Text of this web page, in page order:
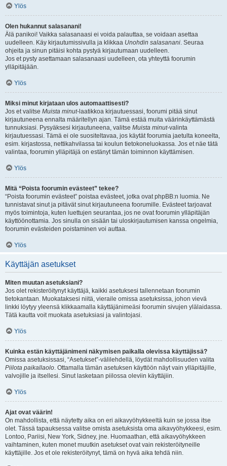
Ylös
Olen hukannut salasanani!
Älä panikoi! Vaikka salasanaasi ei voida palauttaa, se voidaan asettaa
uudelleen. Käy kirjautumissivulla ja klikkaa Unohdin salasanani. Seuraa
ohjeita ja sinun pitäisi kohta pystyä kirjautumaan uudelleen.
Jos et pysty asettamaan salasanaasi uudelleen, ota yhteyttä foorumin
ylläpitäjään.
Ylös
Miksi minut kirjataan ulos automaattisesti?
Jos et valitse Muista minut-laatikkoa kirjautuessasi, foorumi pitää sinut
kirjautuneena ennalta määritellyn ajan. Tämä estää muita väärinkäyttämästä
tunnuksiasi. Pysyäksesi kirjautuneena, valitse Muista minut-valinta
kirjautuessasi. Tämä ei ole suositeltavaa, jos käytät foorumia jaetulta koneelta,
esim. kirjastossa, nettikahvilassa tai koulun tietokoneluokassa. Jos et näe tätä
valintaa, foorumin ylläpitäjä on estänyt tämän toiminnon käyttämisen.
Ylös
Mitä “Poista foorumin evästeet” tekee?
“Poista foorumin evästeet” poistaa evästeet, jotka ovat phpBB:n luomia. Ne
tunnistavat sinut ja pitävät sinut kirjautuneena foorumille. Evästeet tarjoavat
myös toimintoja, kuten luettujen seurantaa, jos ne ovat foorumin ylläpitäjän
käyttöönottamia. Jos sinulla on sisään tai uloskirjautumisen kanssa ongelmia,
foorumin evästeiden poistaminen voi auttaa.
Ylös
Käyttäjän asetukset
Miten muutan asetuksiani?
Jos olet rekisteröitynyt käyttäjä, kaikki asetuksesi tallennetaan foorumin
tietokantaan. Muokataksesi niitä, vieraile omissa asetuksissa, johon vievä
linkki löytyy yleensä klikkaamalla käyttäjänimeäsi foorumin sivujen ylälaidassa.
Tätä kautta voit muokata asetuksiasi ja valintojasi.
Ylös
Kuinka estän käyttäjänimeni näkymisen paikalla olevissa käyttäjissä?
Omissa asetuksissasi, “Asetukset”-välilehdellä, löydät mahdollisuuden valita
Piilota paikallaolo. Ottamalla tämän asetuksen käyttöön näyt vain ylläpitäjille,
valvojille ja itsellesi. Sinut lasketaan piilossa oleviin käyttäjiin.
Ylös
Ajat ovat väärin!
On mahdollista, että näytetty aika on eri aikavyöhykkeeltä kuin se jossa itse
olet. Tässä tapauksessa valitse omista asetuksista oma aikavyöhykkeesi, esim.
Lontoo, Pariisi, New York, Sidney, jne. Huomaathan, että aikavyöhykkeen
vaihtaminen, kuten monet muutkin asetukset ovat vain rekisteröityneille
käyttäjille. Jos et ole rekisteröitynyt, tämä on hyvä aika tehdä niin.